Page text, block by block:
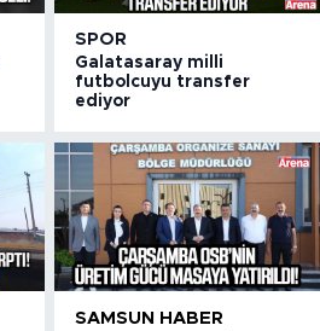
SPOR
Galatasaray milli
futbolcuyu transfer
ediyor
SAMSUN HABER